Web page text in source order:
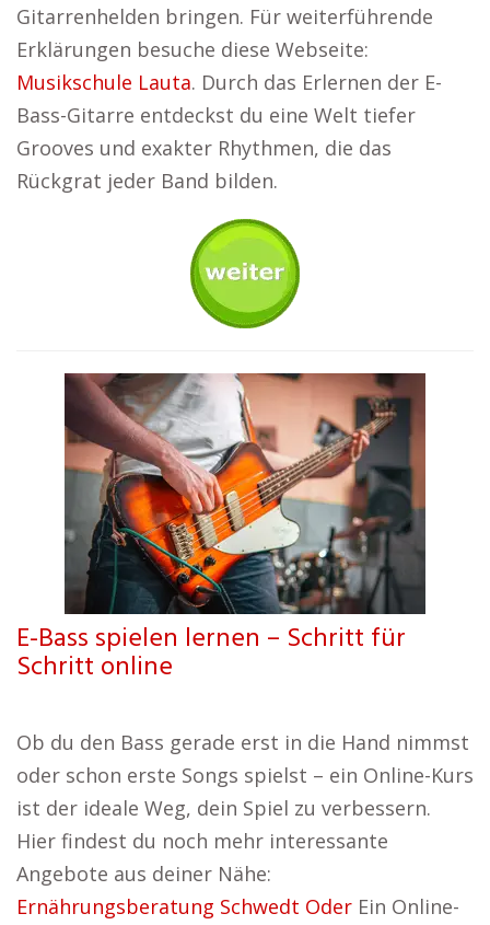
Gitarrenhelden bringen. Für weiterführende
Erklärungen besuche diese Webseite:
Musikschule Lauta. Durch das Erlernen der E-
Bass-Gitarre entdeckst du eine Welt tiefer
Grooves und exakter Rhythmen, die das
Rückgrat jeder Band bilden.
E-Bass spielen lernen – Schritt für
Schritt online
Ob du den Bass gerade erst in die Hand nimmst
oder schon erste Songs spielst – ein Online-Kurs
ist der ideale Weg, dein Spiel zu verbessern.
Hier findest du noch mehr interessante
Angebote aus deiner Nähe:
Ernährungsberatung Schwedt Oder Ein Online-